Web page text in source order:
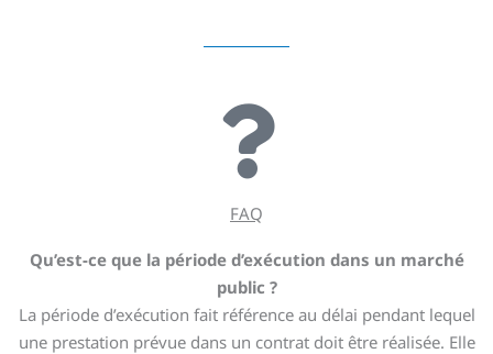
FAQ
Qu’est-ce que la période d’exécution dans un marché
public ?
La période d’exécution fait référence au délai pendant lequel
une prestation prévue dans un contrat doit être réalisée. Elle